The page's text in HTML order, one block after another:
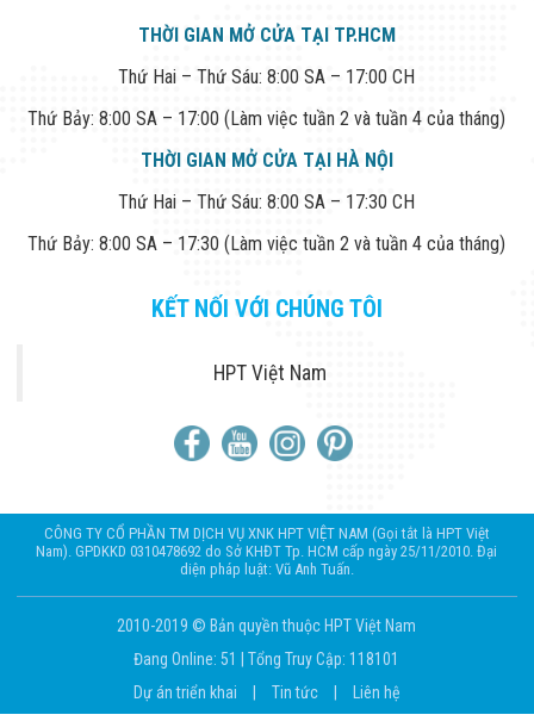
THỜI GIAN MỞ CỬA TẠI TP.HCM
Thứ Hai – Thứ Sáu: 8:00 SA – 17:00 CH
Thứ Bảy: 8:00 SA – 17:00 (Làm việc tuần 2 và tuần 4 của tháng)
THỜI GIAN MỞ CỬA TẠI HÀ NỘI
Thứ Hai – Thứ Sáu: 8:00 SA – 17:30 CH
Thứ Bảy: 8:00 SA – 17:30 (Làm việc tuần 2 và tuần 4 của tháng)
KẾT NỐI VỚI CHÚNG TÔI
HPT Việt Nam
CÔNG TY CỔ PHẦN TM DỊCH VỤ XNK HPT VIỆT NAM (Gọi tắt là HPT Việt
Nam). GPDKKD 0310478692 do Sở KHĐT Tp. HCM cấp ngày 25/11/2010. Đại
diện pháp luật: Vũ Anh Tuấn.
2010-2019 © Bản quyền thuộc HPT Việt Nam
Đang Online: 51 |Tổng Truy Cập: 118101
Dự án triển khai
| Tin tức | Liên hệ